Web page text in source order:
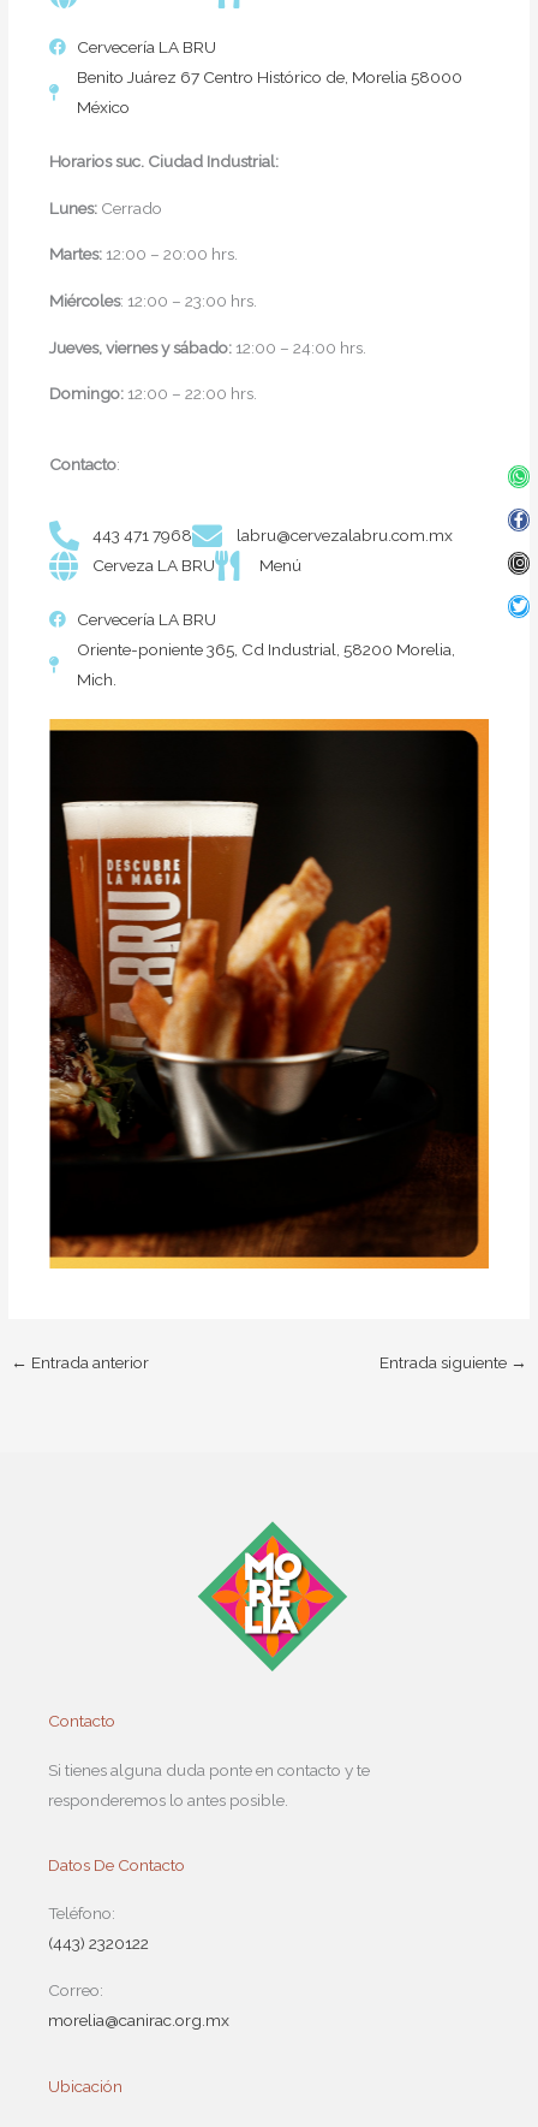
Cervecería LA BRU
Benito Juárez 67 Centro Histórico de, Morelia 58000
México
Horarios suc. Ciudad Industrial:
Lunes: Cerrado
Martes: 12:00 – 20:00 hrs.
Miércoles: 12:00 – 23:00 hrs.
Jueves, viernes y sábado: 12:00 – 24:00 hrs.
Domingo: 12:00 – 22:00 hrs.
Contacto:
443 471 7968
labru@cervezalabru.com.mx
Cerveza LA BRU
Menú
Cervecería LA BRU
Oriente-poniente 365, Cd Industrial, 58200 Morelia,
Mich.
← Entrada anterior Entrada siguiente →
Contacto
Si tienes alguna duda ponte en contacto y te
responderemos lo antes posible.
Datos De Contacto
Teléfono:
(443) 2320122
Correo:
morelia@canirac.org.mx
Ubicación
f